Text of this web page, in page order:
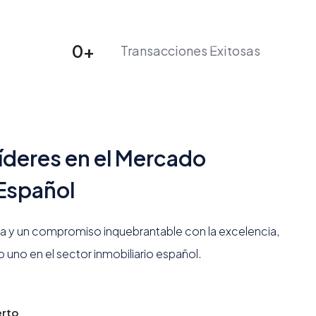
0+ Transacciones Exitosas
en el Mercado
y un compromiso inquebrantable con la excelencia,
en el sector inmobiliario español.